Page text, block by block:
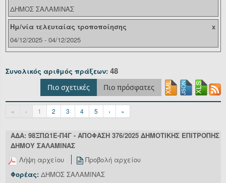
ΔΗΜΟΣ ΣΑΛΑΜΙΝΑΣ
x
Ημ/νία τελευταίας τροποποίησης
04/12/2025 - 04/12/2025
Συνολικός αριθμός πράξεων: 48
Πιο σχετικές Πιο πρόσφατες
« ‹ 1 2 3 4 5 › »
ΑΔΑ: 98ΞΠΩ1Ε-Π4Γ - ΑΠΟΦΑΣΗ 376/2025 ΔΗΜΟΤΙΚΗΣ ΕΠΙΤΡΟΠΗΣ
ΔΗΜΟΥ ΣΑΛΑΜΙΝΑΣ
Λήψη αρχείου
Προβολή αρχείου
Φορέας: ΔΗΜΟΣ ΣΑΛΑΜΙΝΑΣ